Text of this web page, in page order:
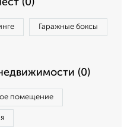
(0)
Гаражные боксы
(0)
помещение